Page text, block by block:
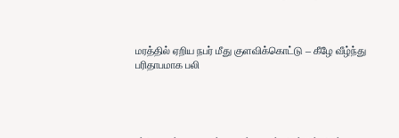
மரத்தில் ஏறிய நபர் மீது குளவிக்கொட்டு – கீழே வீழ்ந்து
பரிதாபமாக பலி